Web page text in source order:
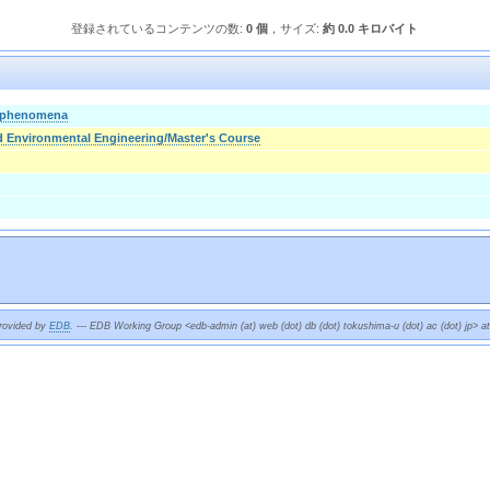
登録されているコンテンツの数:0 個 ，サイズ:約 0.0 キロバイト
Environmental Engineering/Master's Course
byEDB. --- EDB Working Group <edb-admin (at) web (dot) db (dot) tokushima-u (dot) ac (dot) jp>